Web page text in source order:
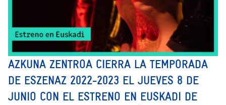
AZKUNA ZENTROA CIERRA LA TEMPORADA
DE ESZENAZ 2022-2023 EL JUEVES 8 DE
JUNIO CON EL ESTRENO EN EUSKADI DE